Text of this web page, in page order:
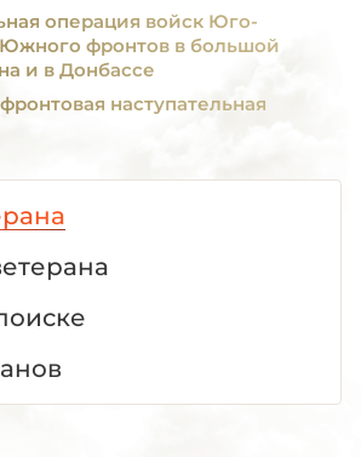
операция войск Юго-
фронтов в большой
и в Донбассе
наступательная